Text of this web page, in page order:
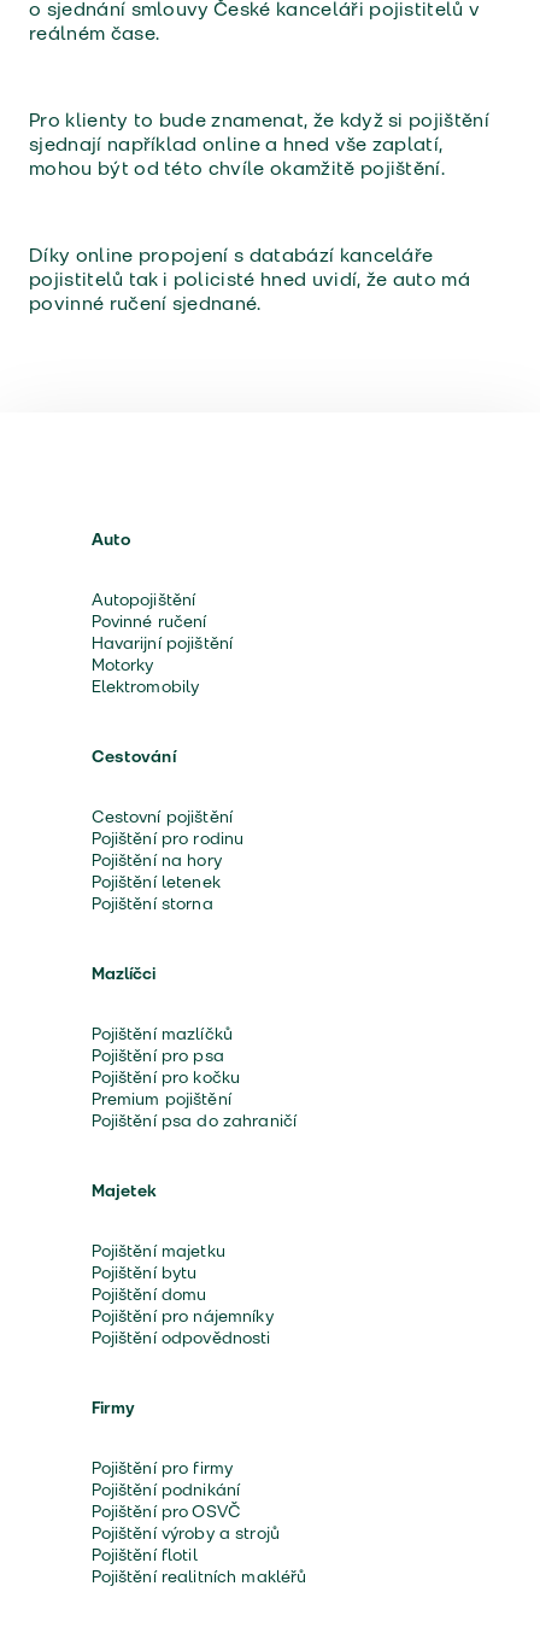
o sjednání smlouvy České kanceláři pojistitelů v
reálném čase.
Pro klienty to bude znamenat, že když si pojištění
sjednají například online a hned vše zaplatí,
mohou být od této chvíle okamžitě pojištění.
Díky online propojení s databází kanceláře
pojistitelů tak i policisté hned uvidí, že auto má
povinné ručení sjednané.
Auto
Autopojištění
Povinné ručení
Havarijní pojištění
Motorky
Elektromobily
Cestování
Cestovní pojištění
Pojištění pro rodinu
Pojištění na hory
Pojištění letenek
Pojištění storna
Mazlíčci
Pojištění mazlíčků
Pojištění pro psa
Pojištění pro kočku
Premium pojištění
Pojištění psa do zahraničí
Majetek
Pojištění majetku
Pojištění bytu
Pojištění domu
Pojištění pro nájemníky
Pojištění odpovědnosti
Firmy
Pojištění pro firmy
Pojištění podnikání
Pojištění pro OSVČ
Pojištění výroby a strojů
Pojištění flotil
Pojištění realitních makléřů